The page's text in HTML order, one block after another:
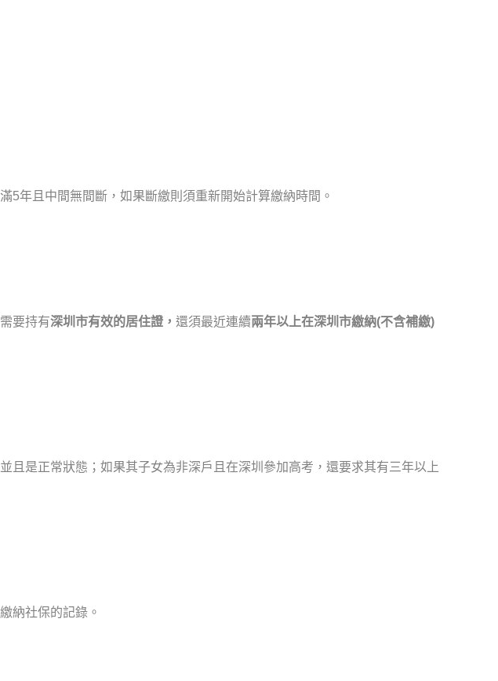
5年且中間無間斷，如果斷繳則須重新開始計算繳納時間。
要持有深圳市有效的居住證， 還須最近連續兩年以上在深圳市繳納(不含補繳)
且是正常狀態；如果其子女為非深戶且在深圳參加高考，還要求其有三年以上
納社保的記錄。